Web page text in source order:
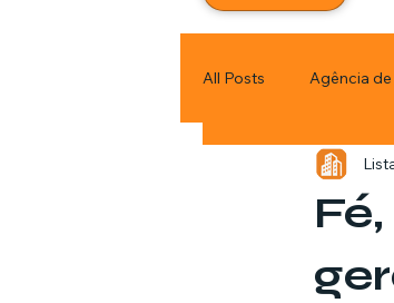
All Posts Agência